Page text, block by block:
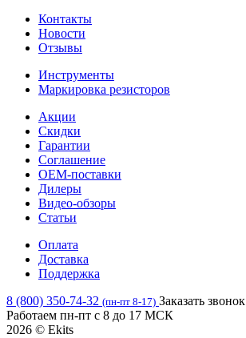
Контакты
Новости
Отзывы
Инструменты
Маркировка резисторов
Акции
Скидки
Гарантии
Соглашение
OEM-поставки
Дилеры
Видео-обзоры
Статьи
Оплата
Доставка
Поддержка
8 (800) 350-74-32 (пн-пт 8-17) Заказать звонок
Работаем пн-пт с 8 до 17 МСК
2026 © Ekits